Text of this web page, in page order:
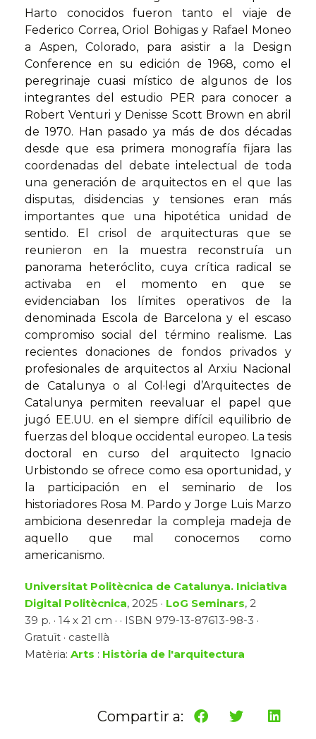
Harto conocidos fueron tanto el viaje de
Federico Correa, Oriol Bohigas y Rafael Moneo
a Aspen, Colorado, para asistir a la Design
Conference en su edición de 1968, como el
peregrinaje cuasi místico de algunos de los
integrantes del estudio PER para conocer a
Robert Venturi y Denisse Scott Brown en abril
de 1970. Han pasado ya más de dos décadas
desde que esa primera monografía fijara las
coordenadas del debate intelectual de toda
una generación de arquitectos en el que las
disputas, disidencias y tensiones eran más
importantes que una hipotética unidad de
sentido. El crisol de arquitecturas que se
reunieron en la muestra reconstruía un
panorama heteróclito, cuya crítica radical se
activaba en el momento en que se
evidenciaban los límites operativos de la
denominada Escola de Barcelona y el escaso
compromiso social del término realisme. Las
recientes donaciones de fondos privados y
profesionales de arquitectos al Arxiu Nacional
de Catalunya o al Col·legi d’Arquitectes de
Catalunya permiten reevaluar el papel que
jugó EE.UU. en el siempre difícil equilibrio de
fuerzas del bloque occidental europeo. La tesis
doctoral en curso del arquitecto Ignacio
Urbistondo se ofrece como esa oportunidad, y
la participación en el seminario de los
historiadores Rosa M. Pardo y Jorge Luis Marzo
ambiciona desenredar la compleja madeja de
aquello que mal conocemos como
americanismo.
Universitat Politècnica de Catalunya. Iniciativa
Digital Politècnica, 2025 · LoG Seminars, 2
39 p. · 14 x 21 cm · · ISBN 979-13-87613-98-3 ·
Gratuït · castellà
Matèria: Arts : Història de l'arquitectura
Compartir a: